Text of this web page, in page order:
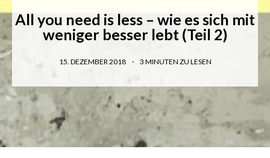
All you need is less – wie es sich mit
weniger besser lebt (Teil 2)
15. DEZEMBER 2018 3 MINUTEN ZU LESEN